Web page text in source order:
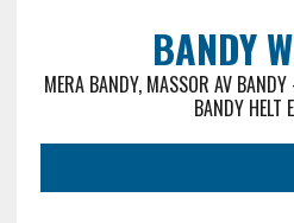
BANDY
MERA BANDY, MASSOR AV
BANDY HELT